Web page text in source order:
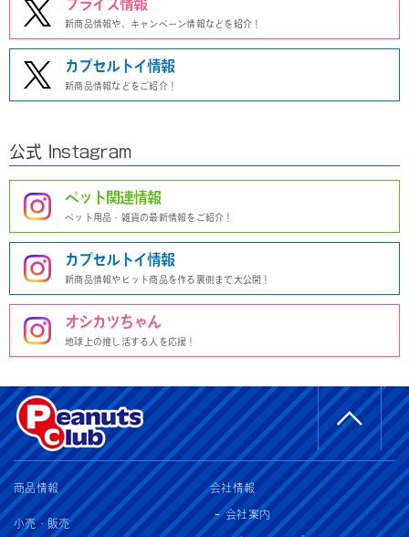
プライズ情報
新商品情報や、キャンペーン情報などを紹介！
カプセルトイ情報
新商品情報などをご紹介！
公式 Instagram
ペット関連情報
ペット用品・雑貨の最新情報をご紹介！
カプセルトイ情報
新商品情報やヒット商品を作る裏側まで大公開！
オシカツちゃん
地球上の推し活する人を応援！
商品情報
小売・販売
会社情報
会社案内